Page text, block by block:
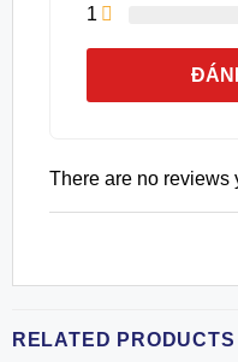
1
There are no reviews
RELATED PRODUCTS